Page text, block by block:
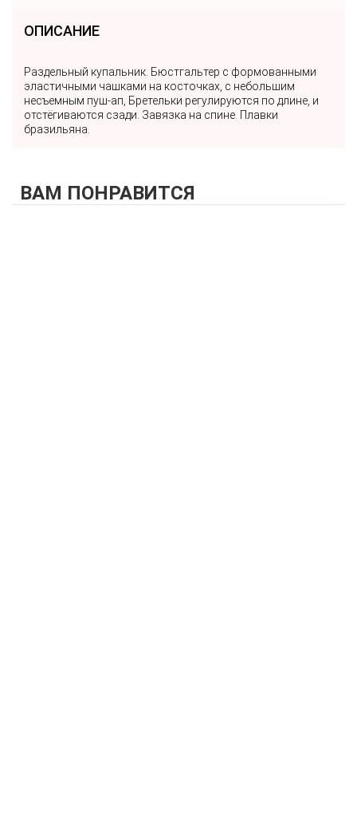
ОПИСАНИЕ
Раздельный купальник. Бюстгальтер с формованными
эластичными чашками на косточках, с небольшим
несъемным пуш-ап, Бретельки регулируются по длине, и
отстёгиваются сзади. Завязка на спине. Плавки
бразильяна.
ВАМ ПОНРАВИТСЯ